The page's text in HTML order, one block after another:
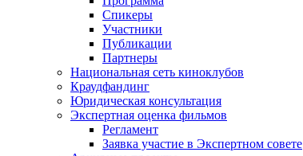
Спикеры
Участники
Публикации
Партнеры
Национальная сеть киноклубов
Краудфандинг
Юридическая консультация
Экспертная оценка фильмов
Регламент
Заявка участие в Экспертном совете